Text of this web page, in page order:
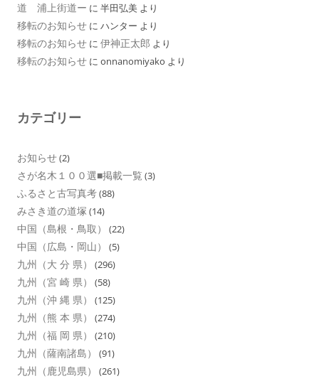
道 浦上街道ー に 半田弘美 より
移転のお知らせ に ハンター より
移転のお知らせ に 伊神正太郎 より
移転のお知らせ に onnanomiyako より
カテゴリー
お知らせ(2)
さが名木１００選■掲載一覧 (3)
ふるさと古写真考(88)
みさき道の道塚 (14)
中国（島根・鳥取） (22)
中国（広島・岡山） (5)
九州（大 分 県） (296)
九州（宮 崎 県） (58)
九州（沖 縄 県） (125)
九州（熊 本 県） (274)
九州（福 岡 県） (210)
九州（薩南諸島） (91)
九州（鹿児島県） (261)